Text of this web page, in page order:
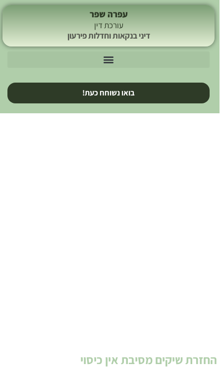
עפרה שפר
עורכת דין
דיני בנקאות וחדלות פירעון
בואו נשוחח כעת!
החזרת שיקים מסיבת אין כיסוי